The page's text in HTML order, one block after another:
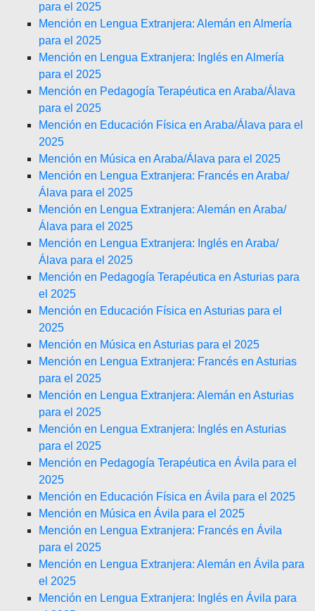
para el 2025
Mención en Lengua Extranjera: Alemán en Almería
para el 2025
Mención en Lengua Extranjera: Inglés en Almería
para el 2025
Mención en Pedagogía Terapéutica en Araba/Álava
para el 2025
Mención en Educación Física en Araba/Álava para el
2025
Mención en Música en Araba/Álava para el 2025
Mención en Lengua Extranjera: Francés en Araba/
Álava para el 2025
Mención en Lengua Extranjera: Alemán en Araba/
Álava para el 2025
Mención en Lengua Extranjera: Inglés en Araba/
Álava para el 2025
Mención en Pedagogía Terapéutica en Asturias para
el 2025
Mención en Educación Física en Asturias para el
2025
Mención en Música en Asturias para el 2025
Mención en Lengua Extranjera: Francés en Asturias
para el 2025
Mención en Lengua Extranjera: Alemán en Asturias
para el 2025
Mención en Lengua Extranjera: Inglés en Asturias
para el 2025
Mención en Pedagogía Terapéutica en Ávila para el
2025
Mención en Educación Física en Ávila para el 2025
Mención en Música en Ávila para el 2025
Mención en Lengua Extranjera: Francés en Ávila
para el 2025
Mención en Lengua Extranjera: Alemán en Ávila para
el 2025
Mención en Lengua Extranjera: Inglés en Ávila para